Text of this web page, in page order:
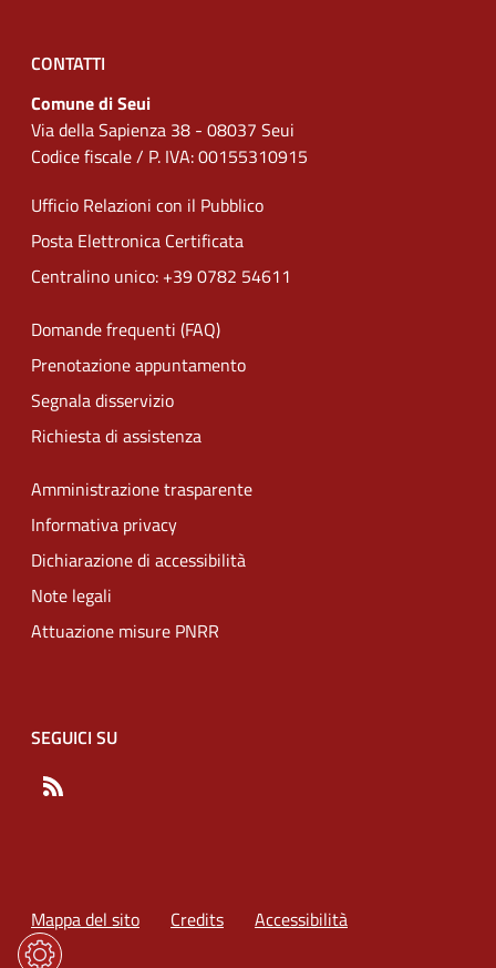
CONTATTI
Comune di Seui
Via della Sapienza 38 - 08037 Seui
Codice fiscale / P. IVA: 00155310915
Ufficio Relazioni con il Pubblico
Posta Elettronica Certificata
Centralino unico: +39 0782 54611
Domande frequenti (FAQ)
Prenotazione appuntamento
Segnala disservizio
Richiesta di assistenza
Amministrazione trasparente
Informativa privacy
Dichiarazione di accessibilità
Note legali
Attuazione misure PNRR
SEGUICI SU
Mappa del sito Credits Accessibilità